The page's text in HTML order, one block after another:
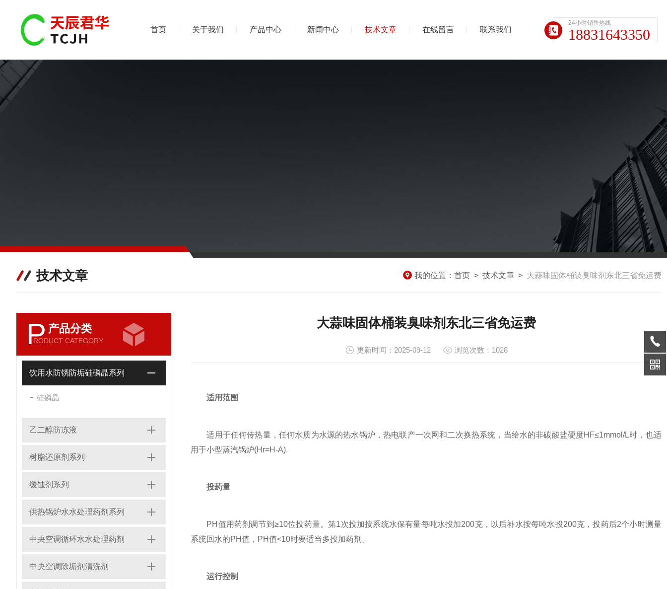
首页 关于我们 产品中心 新闻中心 技术文章 在线留言 联系我们
24小时销售热线
18831643350
技术文章 我的位置： 首页 > 技术文章 > 大蒜味固体桶装臭味剂东北三省免运费
P 产品分类
RODUCT CATEGORY
饮用水防锈防垢硅磷晶系列
硅磷晶
乙二醇防冻液
树脂还原剂系列
缓蚀剂系列
供热锅炉水水处理药剂系列
中央空调循环水水处理药剂
中央空调除垢剂清洗剂
大蒜味固体桶装臭味剂东北三省免运费
更新时间：2025-09-12 浏览次数：1028
适用范围
适用于任何传热量，任何水质为水源的热水锅炉，热电联产一次网和二次换热系统，当给水的非碳酸盐硬度HF≤1mmol/L时，也适
用于小型蒸汽锅炉(Hr=H-A).
投药量
PH值用药剂调节到≥10位投药量。第1次投加按系统水保有量每吨水投加200克，以后补水按每吨水投200克，投药后2个小时测量
系统回水的PH值，PH值<10时要适当多投加药剂。
运行控制